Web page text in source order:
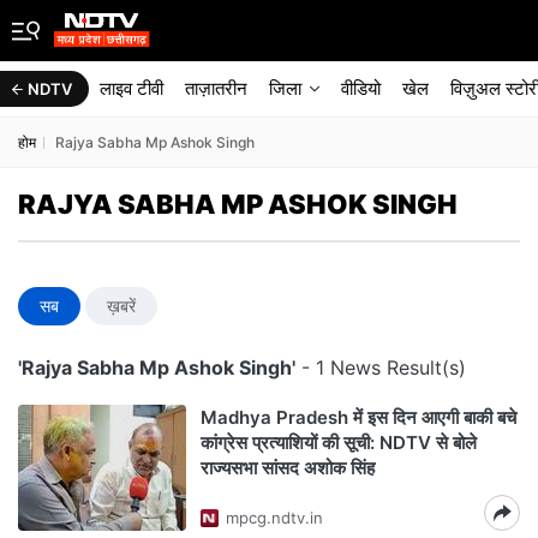
NDTV लाइव टीवी ताज़ातरीन जिला वीडियो खेल विज़ुअल
होम Rajya Sabha Mp Ashok Singh
RAJYA SABHA MP ASHOK SINGH
सब ख़बरें
'Rajya Sabha Mp Ashok Singh' - 1 News Result(s)
Madhya Pradesh में इस दिन आएगी बाकी बचे
कांग्रेस प्रत्याशियों की सूची: NDTV से बोले
राज्यसभा सांसद अशोक सिंह
mpcg.ndtv.in